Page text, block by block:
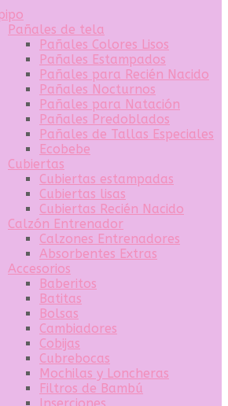
Pañales de tela
Pañales Colores Lisos
Pañales Estampados
Pañales para Recién Nacido
Pañales Nocturnos
Pañales para Natación
Pañales Predoblados
Pañales de Tallas Especiales
Ecobebe
Cubiertas
Cubiertas estampadas
Cubiertas lisas
Cubiertas Recién Nacido
Calzón Entrenador
Calzones Entrenadores
Absorbentes Extras
Accesorios
Baberitos
Batitas
Bolsas
Cambiadores
Cobijas
Cubrebocas
Mochilas y Loncheras
Filtros de Bambú